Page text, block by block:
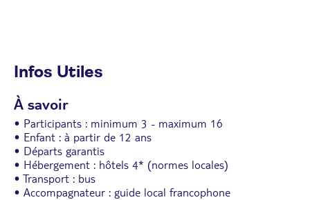
Infos Utiles
À savoir
• Participants : minimum 3 - maximum 16
• Enfant : à partir de 12 ans
• Départs garantis
• Hébergement : hôtels 4* (normes locales)
• Transport : bus
• Accompagnateur : guide local francophone